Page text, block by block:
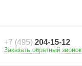
+7 (495)204-15-12
Заказать обратный звонок